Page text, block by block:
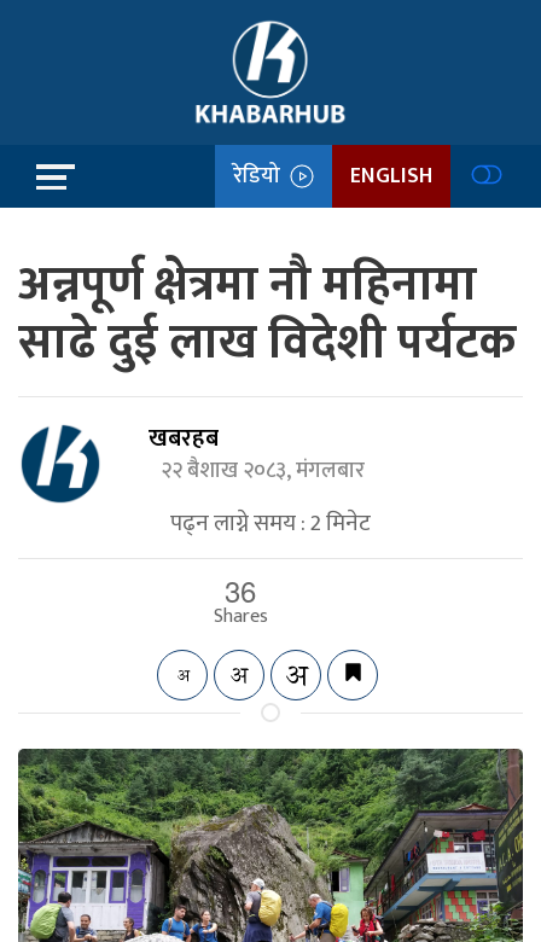
रेडियो ENGLISH
अन्नपूर्ण क्षेत्रमा नौ महिनामा
साढे दुई लाख विदेशी पर्यटक
खबरहब
२२ बैशाख २०८३, मंगलबार
पढ्न लाग्ने समय :2मिनेट
36
Shares